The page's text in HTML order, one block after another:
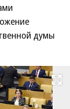
думы
Развернуть